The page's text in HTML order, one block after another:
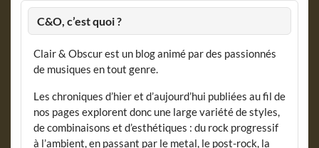
C&O, c’est quoi ?
Clair & Obscur est un blog animé par des passionnés
de musiques en tout genre.
Les chroniques d’hier et d’aujourd’hui publiées au fil de
nos pages explorent donc une large variété de styles,
de combinaisons et d’esthétiques : du rock progressif
à l’ambient, en passant par le metal, le post-rock, la